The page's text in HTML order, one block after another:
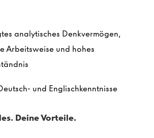
analytisches Denkvermögen,
Arbeitsweise und hohes
und Englischkenntnisse
Deine Vorteile.